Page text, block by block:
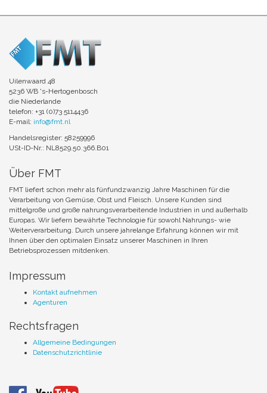
Uilenwaard 48
5236 WB 's-Hertogenbosch
die Niederlande
telefon: +31 (0)73 5114436
E-mail: info@fmt.nl
Handelsregister: 58259996
USt-ID-Nr.: NL8529.50.366.B01
Über FMT
FMT liefert schon mehr als fünfundzwanzig Jahre Maschinen für die
Verarbeitung von Gemüse, Obst und Fleisch. Unsere Kunden sind
mittelgroße und große nahrungsverarbeitende Industrien in und außerhalb
Europas. Wir liefern bewährte Technologie für sowohl Nahrungs- wie
Weiterverarbeitung. Durch unsere jahrelange Erfahrung können wir mit
Ihnen über den optimalen Einsatz unserer Maschinen in Ihren
Betriebsprozessen mitdenken.
Impressum
Kontakt aufnehmen
Agenturen
Rechtsfragen
Allgemeine Bedingungen
Datenschutzrichtlinie